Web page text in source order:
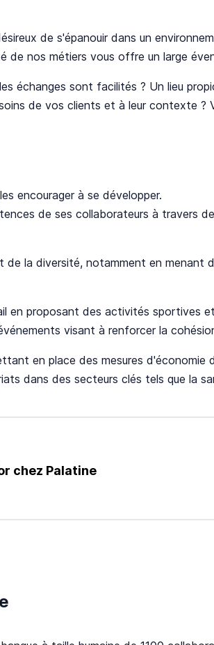
de s'épanouir dans un
de nos métiers vous offre un large
échanges sont facilités ? Un lieu
de vos clients et à leur contexte ?
encourager à se développer.
de ses collaborateurs à travers
de la diversité, notamment en menant
en proposant des activités sportives
visant à renforcer la
en place des mesures d'économie
dans des secteurs clés tels que la
chez Palatine